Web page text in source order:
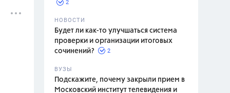
2
НОВОСТИ
Будет ли как-то улучшаться система
проверки и организации итоговых
сочинений?
2
ВУЗЫ
Подскажите, почему закрыли прием в
Московский институт телевидения и